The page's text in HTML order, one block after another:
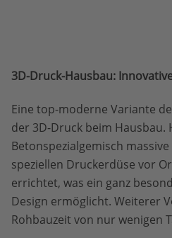
3D-Druck-Hausbau:
Eine top-moderne Variante
der 3D-Druck beim
Betonspezialgemisch
speziellen Druckerdüse vor
errichtet, was ein ganz
Design ermöglicht. Weiterer
Rohbauzeit von nur wenigen